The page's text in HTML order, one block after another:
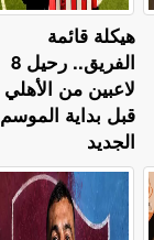
هيكلة قائمة
الفريق.. رحيل 8
لاعبين من الأهلي
قبل بداية الموسم
الجديد